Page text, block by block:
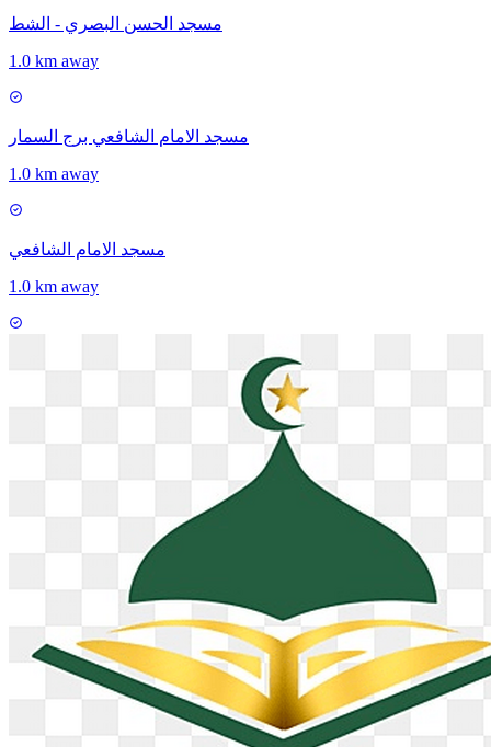
مسجد الحسن البصري - الشط
1.0 km away
مسجد الامام الشافعي برج السمار
1.0 km away
مسجد الامام الشافعي
1.0 km away